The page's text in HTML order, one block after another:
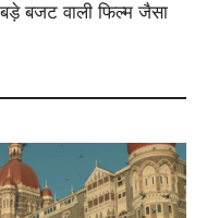
बजट वाली फिल्म जैसा